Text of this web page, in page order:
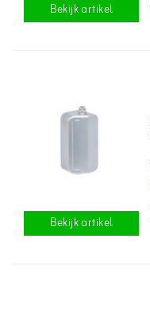
Bekijk artikel
Bekijk artikel